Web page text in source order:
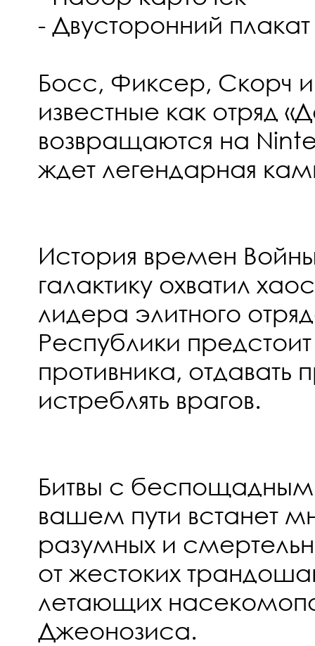
- Двусторонний плакат
Босс, Фиксер, Скорч
известные как отряд
возвращаются на
ждет легендарная
История времен
галактику охватил
лидера элитного
Республики предстоит
противника, отдавать
истреблять врагов.
Битвы с
вашем пути встанет
разумных и
от жестоких
летающих
Джеонозиса.